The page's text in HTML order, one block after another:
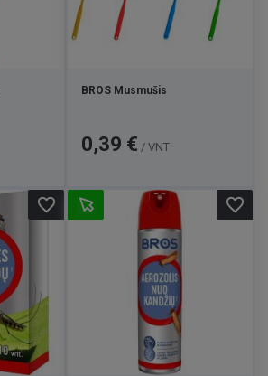
BROS Musmušis
Kaina
0,39 € / VNT
favorite_border favorite_border